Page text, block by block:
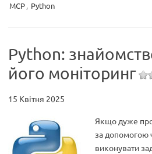
MCP, Python
Python:
його моніторинг
15 Квітня 2025
Якщо дуже
за
виконувати